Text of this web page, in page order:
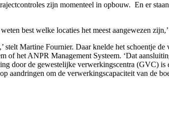
zijn momenteel in opbouw. En er
best welke locaties het meest aangewezen
Martine Fournier. Daar knelde het schoentje
of het ANPR Management Systeem. ‘Dat
door de gewestelijke verwerkingscentra (GVC) is
aandringen om de verwerkingscapaciteit van de